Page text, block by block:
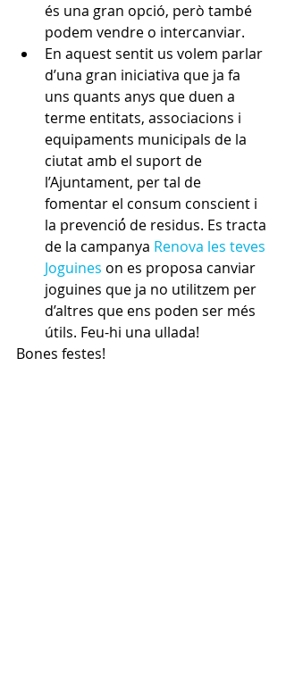
és una gran opció, però també
podem vendre o intercanviar.
En aquest sentit us volem parlar
d’una gran iniciativa que ja fa
uns quants anys que duen a
terme entitats, associacions i
equipaments municipals de la
ciutat amb el suport de
l’Ajuntament, per tal de
fomentar el consum conscient i
la prevenció́ de residus. Es tracta
de la campanya Renova les teves
Joguines on es proposa canviar
joguines que ja no utilitzem per
d’altres que ens poden ser més
útils. Feu-hi una ullada!
Bones festes!